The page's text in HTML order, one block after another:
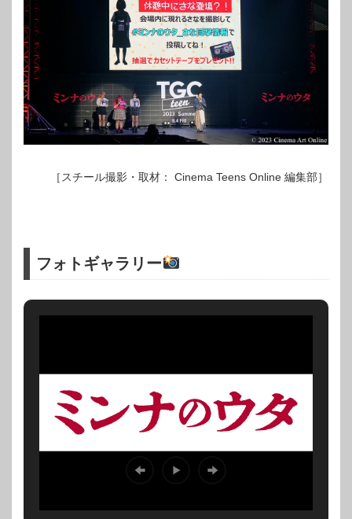
［スチール撮影・取材： Cinema Teens Online 編集部］
フォトギャラリー